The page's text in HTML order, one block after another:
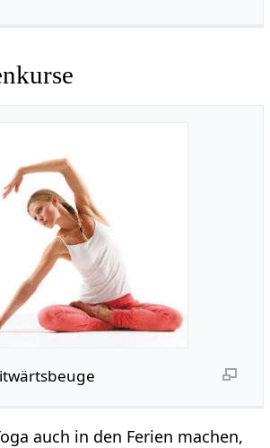
auch in den Ferien machen,